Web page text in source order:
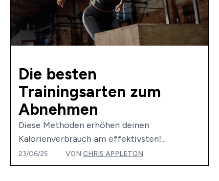
Die besten
Trainingsarten zum
Abnehmen
Diese Methoden erhöhen deinen
Kalorienverbrauch am effektivsten!...
23/06/25 VON CHRIS APPLETON